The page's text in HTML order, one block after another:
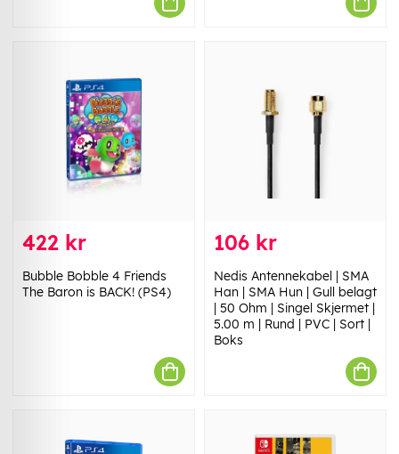
422 kr
Bubble Bobble 4 Friends
The Baron is BACK! (PS4)
106 kr
Nedis Antennekabel | SMA
Han | SMA Hun | Gull belagt
| 50 Ohm | Singel Skjermet |
5.00 m | Rund | PVC | Sort |
Boks